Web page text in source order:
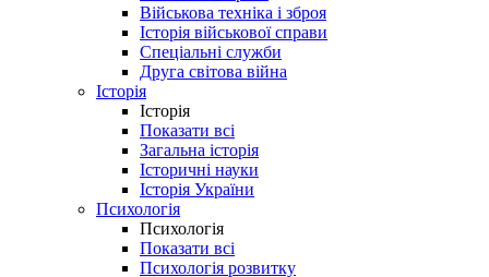
Військова техніка і зброя
Історія військової справи
Спеціальні служби
Друга світова війна
Історія
Історія
Показати всі
Загальна історія
Історичні науки
Історія України
Психологія
Психологія
Показати всі
Психологія розвитку